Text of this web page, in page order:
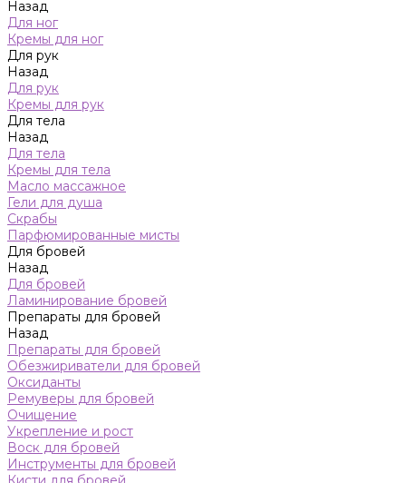
Назад
Для ног
Кремы для ног
Для рук
Назад
Для рук
Кремы для рук
Для тела
Назад
Для тела
Кремы для тела
Масло массажное
Гели для душа
Скрабы
Парфюмированные мисты
Для бровей
Назад
Для бровей
Ламинирование бровей
Препараты для бровей
Назад
Препараты для бровей
Обезжириватели для бровей
Оксиданты
Ремуверы для бровей
Очищение
Укрепление и рост
Воск для бровей
Инструменты для бровей